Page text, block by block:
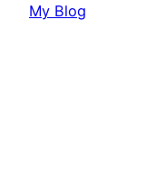
My Blog